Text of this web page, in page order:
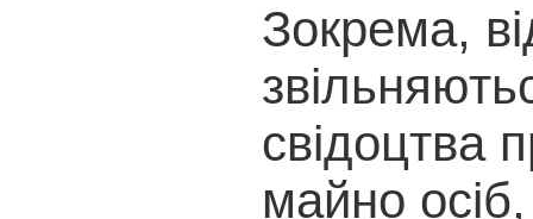
Зокрема,
свідоцтва
майно осіб,